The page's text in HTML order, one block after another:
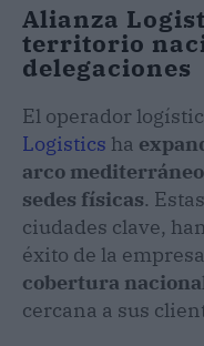
Alianza
territorio
delegaciones
El operador
Logistics ha
arco mediterráneo
sedes físicas.
ciudades clave,
éxito de la
cobertura
cercana a sus